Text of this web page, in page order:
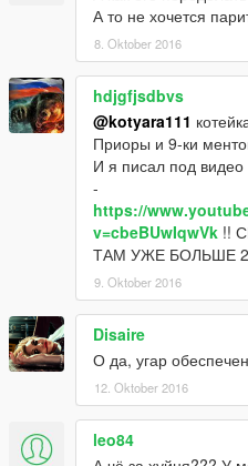
А то не хочется
8. Oktober 2016
hdjgfjsdbvs
@kotyara111
Приоры и 9-ки
И я писал под
-
https://
v=cbeBUwIqwVk !!
ТАМ УЖЕ БОЛЬШЕ
9. Oktober 2016
Disaire
О да, угар
12. Oktober 2016
leo84